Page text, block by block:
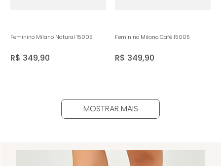
Feminino Milano Natural 15005
R$ 349,90
Feminino Milano Café 15005
R$ 349,90
MOSTRAR MAIS